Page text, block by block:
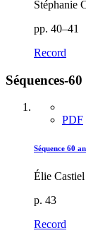
Stéphanie
pp. 40–41
Record
Séquences-
PDF
Séquence 60
Élie Castiel
p. 43
Record